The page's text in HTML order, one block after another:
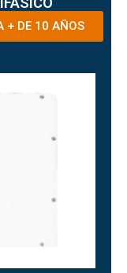
+ DE 10 AÑOS